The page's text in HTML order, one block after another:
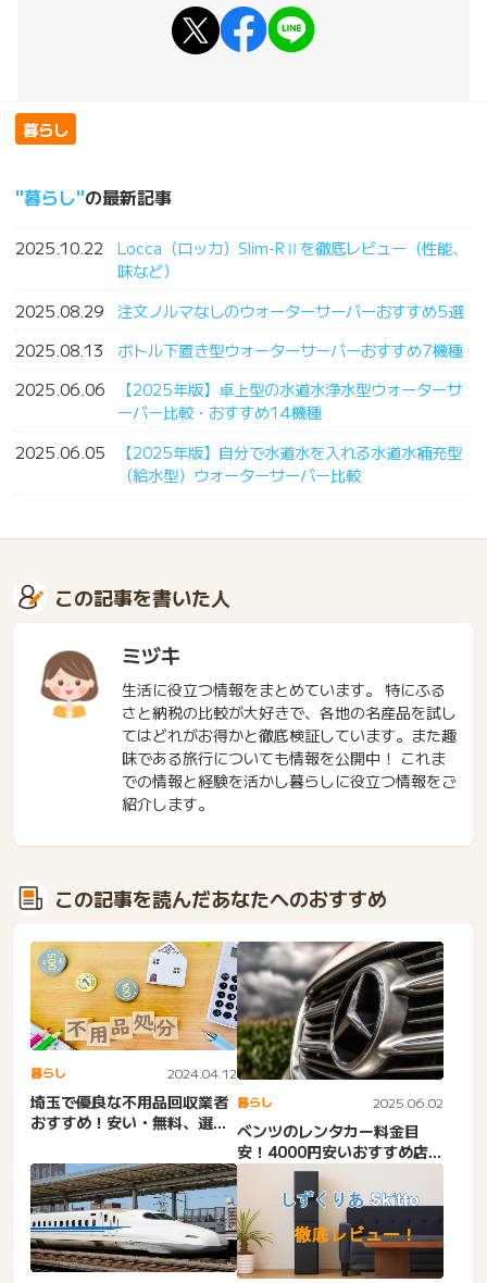
暮らし
暮らし の最新記事
2025.10.22
Locca（ロッカ）Slim-RⅡを徹底レビュー（性能、
味など）
2025.08.29
注文ノルマなしのウォーターサーバーおすすめ5選
2025.08.13
ボトル下置き型ウォーターサーバーおすすめ7機種
2025.06.06
【2025年版】卓上型の水道水浄水型ウォーターサ
ーバー比較・おすすめ14機種
2025.06.05
【2025年版】自分で水道水を入れる水道水補充型
（給水型）ウォーターサーバー比較
この記事を書いた人
ミヅキ
生活に役立つ情報をまとめています。 特にふる
さと納税の比較が大好きで、各地の名産品を試し
てはどれがお得かと徹底検証しています。また趣
味である旅行についても情報を公開中！ これま
での情報と経験を活かし暮らしに役立つ情報をご
紹介します。
この記事を読んだあなたへのおすすめ
暮らし 2024.04.12
埼玉で優良な不用品回収業者
おすすめ！安い・無料、選び
暮らし 2025.06.02
ベンツのレンタカー料金目
安！4000円安いおすすめ店
舗。東京・神奈川・大阪・